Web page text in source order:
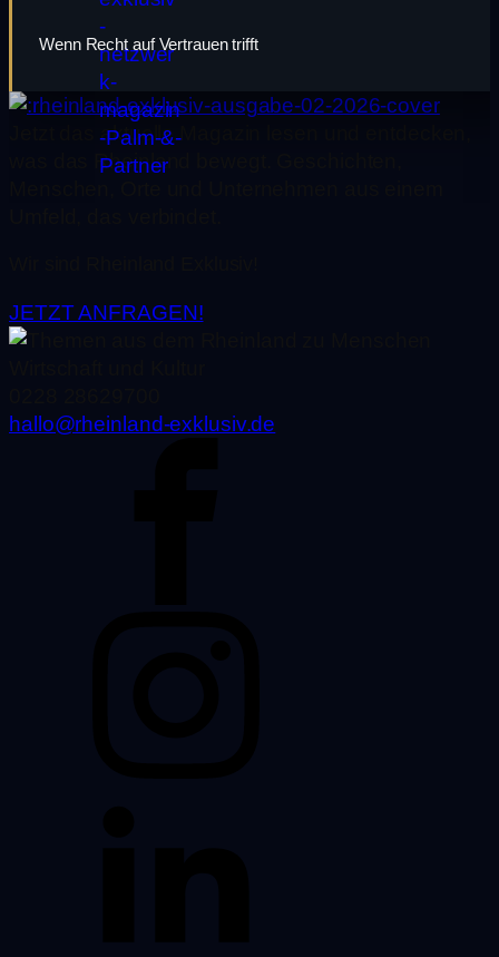
Wenn Recht auf Vertrauen trifft
Jetzt das aktuelle Magazin lesen und entdecken,
was das Rheinland bewegt. Geschichten,
JETZT ANFRAGEN!
hallo@rheinland-exklusiv.de